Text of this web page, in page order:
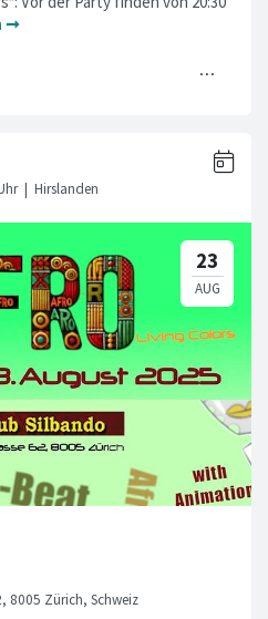
➞
8005 Zürich, Schweiz